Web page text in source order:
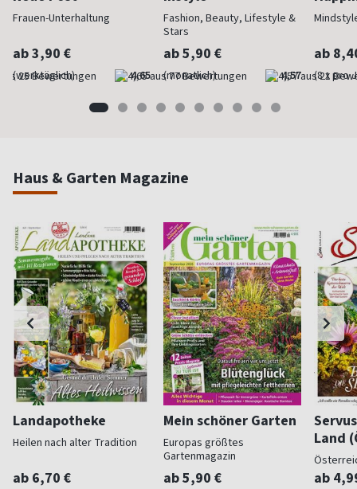
Frauen-Unterhaltung
ab 3,90 €
(werktäglich) 4,65
Fashion, Beauty, Lifestyle &
Stars
ab 5,90 €
(monatlich) 4,57
ab
(8 x pro
Haus & Garten Magazine
Landapotheke
Heilen nach alter Tradition
ab 6,70 €
Mein schöner Garten
Europas größtes
Gartenmagazin
ab 5,90 €
Land
ab